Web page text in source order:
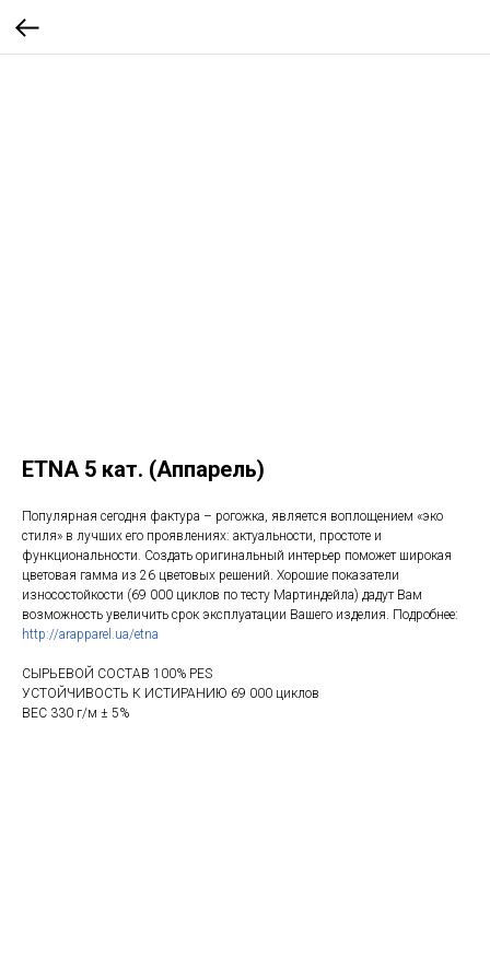
ETNA 5 кат. (Аппарель)
Популярная сегодня фактура – рогожка, является воплощением «эко
стиля» в лучших его проявлениях: актуальности, простоте и
функциональности. Создать оригинальный интерьер поможет широкая
цветовая гамма из 26 цветовых решений. Хорошие показатели
износостойкости (69 000 циклов по тесту Мартиндейла) дадут Вам
возможность увеличить срок эксплуатации Вашего изделия. Подробнее:
http://arapparel.ua/etna
СЫРЬЕВОЙ СОСТАВ 100% PES
УСТОЙЧИВОСТЬ К ИСТИРАНИЮ 69 000 циклов
ВЕС 330 г/м ± 5%